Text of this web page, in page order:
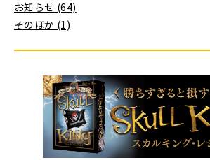
お知らせ (64)
そのほか (1)